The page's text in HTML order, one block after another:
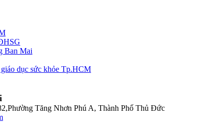
Ban Mai
dục sức khỏe Tp.HCM
Tăng Nhơn Phú A, Thành Phố Thủ Đức